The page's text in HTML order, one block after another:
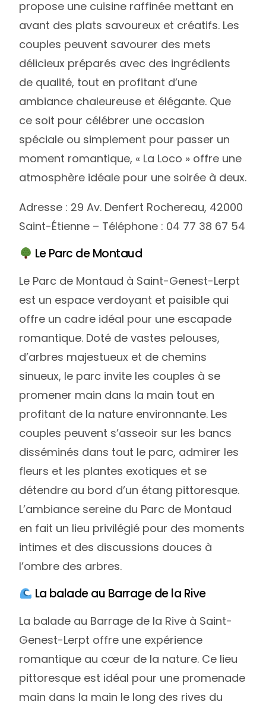
propose une cuisine raffinée mettant en
avant des plats savoureux et créatifs. Les
couples peuvent savourer des mets
délicieux préparés avec des ingrédients
de qualité, tout en profitant d’une
ambiance chaleureuse et élégante. Que
ce soit pour célébrer une occasion
spéciale ou simplement pour passer un
moment romantique, « La Loco » offre une
atmosphère idéale pour une soirée à deux.
Adresse : 29 Av. Denfert Rochereau, 42000
Saint-Étienne – Téléphone : 04 77 38 67 54
Le Parc de Montaud
Le Parc de Montaud à Saint-Genest-Lerpt
est un espace verdoyant et paisible qui
offre un cadre idéal pour une escapade
romantique. Doté de vastes pelouses,
d’arbres majestueux et de chemins
sinueux, le parc invite les couples à se
promener main dans la main tout en
profitant de la nature environnante. Les
couples peuvent s’asseoir sur les bancs
disséminés dans tout le parc, admirer les
fleurs et les plantes exotiques et se
détendre au bord d’un étang pittoresque.
L’ambiance sereine du Parc de Montaud
en fait un lieu privilégié pour des moments
intimes et des discussions douces à
l’ombre des arbres.
La balade au Barrage de la Rive
La balade au Barrage de la Rive à Saint-
Genest-Lerpt offre une expérience
romantique au cœur de la nature. Ce lieu
pittoresque est idéal pour une promenade
main dans la main le long des rives du